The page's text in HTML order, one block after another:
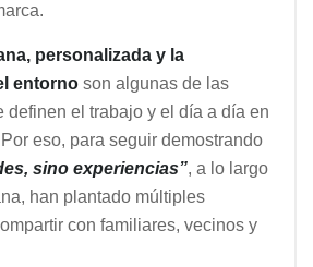
personalizada y la
entorno son algunas de las
definen el trabajo y el día a día en
eso, para seguir demostrando
sino experiencias”, a lo largo
han plantado múltiples
con familiares, vecinos y